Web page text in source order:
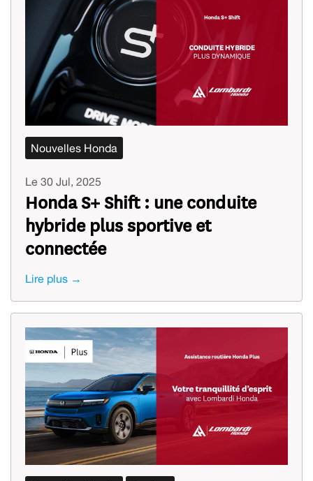
Nouvelles Honda
Le 30 Jul, 2025
Honda S+ Shift : une conduite
hybride plus sportive et
connectée
Lire plus →